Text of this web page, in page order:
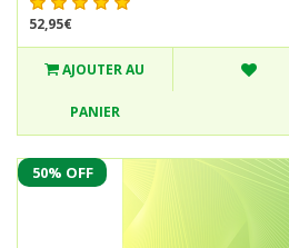
52,95€
AJOUTER AU
PANIER
50% OFF